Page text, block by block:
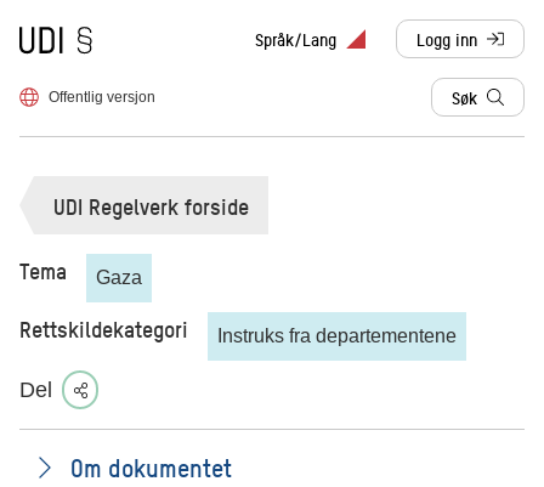
Til forsiden Språk/Lang Logg inn
, sendes til
Offentlig versjon Søk
UDI Regelverk forside
Tema Gaza
Rettskildekategori Instruks fra departementene
Del
Om dokumentet